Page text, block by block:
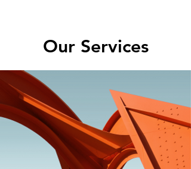
Our Services